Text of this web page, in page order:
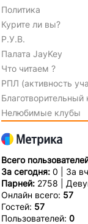
Политика
Курите ли вы?
Р.У.В.
Палата JayKey
Что читаем ?
РПЛ (активность
Нелюбимые клубы
Всего
За сегодня: 0 | За
Парней: 2758 |
Онлайн всего: 57
Гостей: 57
Пользователей: 0